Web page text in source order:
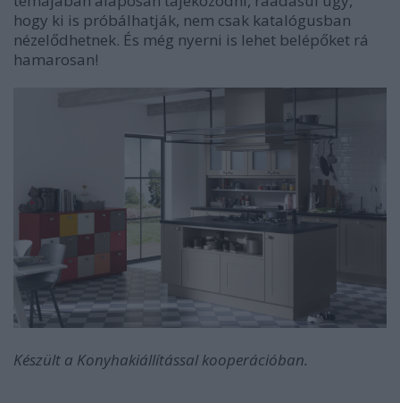
hogy ki is próbálhatják, nem csak katalógusban
nézelődhetnek. És még nyerni is lehet belépőket rá
hamarosan!
Készült a Konyhakiállítással kooperációban.